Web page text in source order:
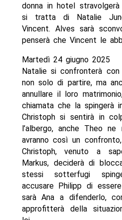
donna in hotel
si tratta di Natalie
Vincent. Alves sarà
penserà che Vincent le
Martedì 24 giugno 2025
Natalie si confronterà
non solo di partire, ma
annullare il loro
chiamata che la spingerà
Christoph si sentirà in
l’albergo, anche Theo
avranno così un
Christoph, venuto a
Markus, deciderà di
stessi sotterfugi
accusare Philipp di
sarà Ana a difenderlo,
approfitterà della